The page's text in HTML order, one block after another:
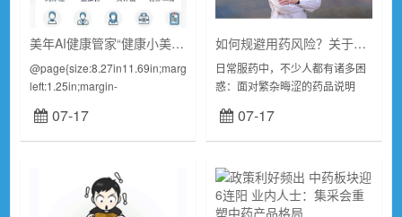
美年AI健康管家“健康小美”正式上线双端小程序
@page{size:8.27in11.69in;margin-
left:1.25in;margin-
07-17
如何规避用药风险？关于药品说明书的十问十答
日常服药中，不少人都有诸多困
惑：面对繁杂晦涩的药品说明
不良反应越多，药物安全性就越
低吗？饭前、饭后、空腹、睡前
07-17